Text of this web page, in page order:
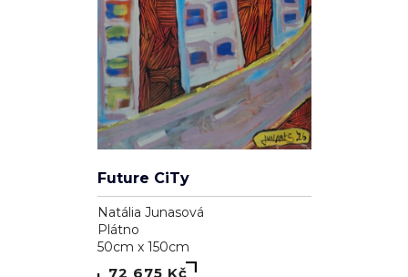
Future CiTy
Natália Junasová
Plátno
50cm x 150cm
72 675 Kč